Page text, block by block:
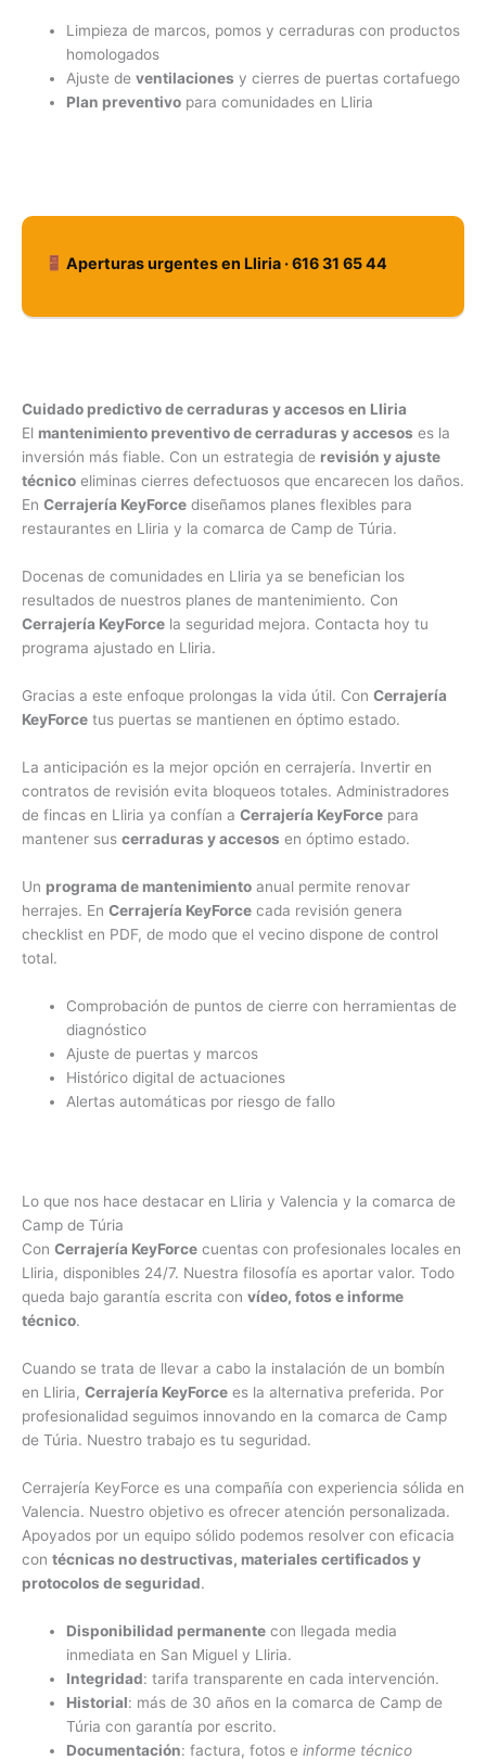
Limpieza de marcos, pomos y cerraduras con productos
homologados
Ajuste deventilaciones y cierres de puertas cortafuego
Plan preventivo para comunidades en Lliria
Aperturas urgentes en Lliria · 616 31 65 44
Cuidado predictivo decerraduras y accesos en Lliria
El mantenimiento preventivo de cerraduras y accesos es la
inversión más fiable. Con un estrategia de revisión y ajuste
técnico eliminas cierres defectuosos que encarecen los daños.
En Cerrajería KeyForce diseñamos planes flexibles para
restaurantes en Lliria y la comarca de Camp de Túria.
Docenas de comunidades en Lliria ya se benefician los
resultados de nuestros planes de mantenimiento. Con
Cerrajería KeyForce la seguridad mejora. Contacta hoy tu
programa ajustado en Lliria.
Gracias a este enfoque prolongas la vida útil. Con Cerrajería
KeyForce tus puertas se mantienen en óptimo estado.
La anticipación es la mejor opción en cerrajería. Invertir en
contratos de revisión evita bloqueos totales. Administradores
de fincas en Lliria ya confían a Cerrajería KeyForce para
mantener sus cerraduras y accesos en óptimo estado.
Un programa de mantenimiento anual permite renovar
herrajes. En Cerrajería KeyForce cada revisión genera
checklist en PDF, de modo que el vecino dispone de control
total.
Comprobación de puntos de cierre con herramientas de
diagnóstico
Ajuste de puertas y marcos
Histórico digital de actuaciones
Alertas automáticas por riesgo de fallo
Lo que nos hace destacar en Lliria y Valencia y la comarca de
Camp de Túria
Con Cerrajería KeyForce cuentas con profesionales locales en
Lliria, disponibles 24/7. Nuestra filosofía es aportar valor. Todo
queda bajo garantía escrita con vídeo, fotos e informe
técnico.
Cuando se trata de llevar a cabo la instalación de un bombín
en Lliria, Cerrajería KeyForce es la alternativa preferida. Por
profesionalidad seguimos innovando en la comarca de Camp
de Túria. Nuestro trabajo es tu seguridad.
Cerrajería KeyForce es una compañía con experiencia sólida en
Valencia. Nuestro objetivo es ofrecer atención personalizada.
Apoyados por un equipo sólido podemos resolver con eficacia
con técnicas no destructivas, materiales certificados y
protocolos de seguridad.
Disponibilidad permanente con llegada media
inmediata en San Miguel y Lliria.
Integridad: tarifa transparente en cada intervención.
Historial: más de 30 años en la comarca de Camp de
Túria con garantía por escrito.
Documentación: factura, fotos einforme técnico